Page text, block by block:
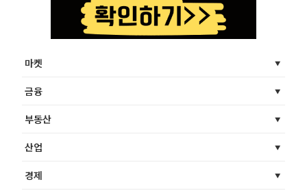
마켓
금융
부동산
산업
경제